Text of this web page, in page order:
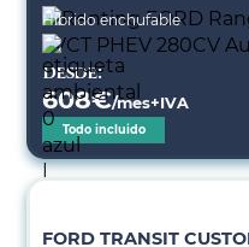
Híbrido enchufable
Desde:
608€/mes+IVA
Todo incluido
FORD TRANSIT